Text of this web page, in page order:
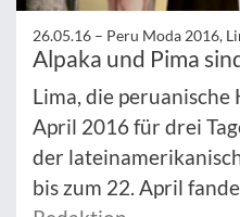
26.05.16 – Peru Moda 2016,
Alpaka und Pima
Lima, die
April 2016 für drei
der
bis zum 22. April